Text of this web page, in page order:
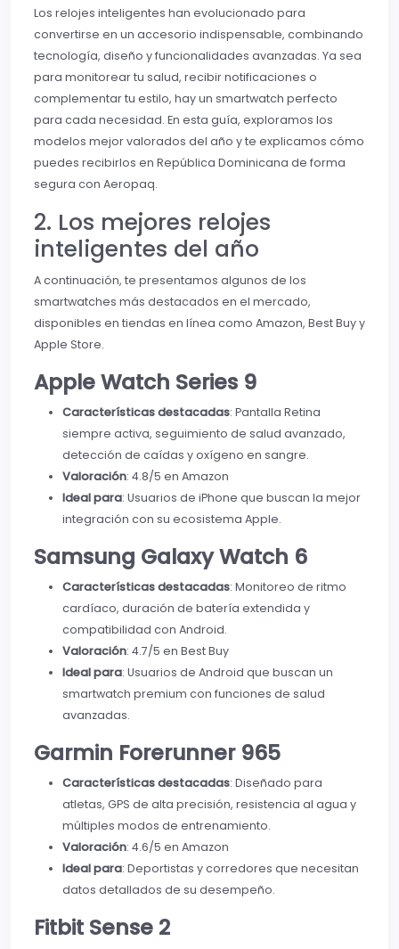
Los relojes inteligentes han evolucionado para
convertirse en un accesorio indispensable, combinando
tecnología, diseño y funcionalidades avanzadas. Ya sea
para monitorear tu salud, recibir notificaciones o
complementar tu estilo, hay un smartwatch perfecto
para cada necesidad. En esta guía, exploramos los
modelos mejor valorados del año y te explicamos cómo
puedes recibirlos en República Dominicana de forma
segura con Aeropaq.
2. Los mejores relojes
inteligentes del año
A continuación, te presentamos algunos de los
smartwatches más destacados en el mercado,
disponibles en tiendas en línea como Amazon, Best Buy y
Apple Store.
Apple Watch Series 9
Características destacadas: Pantalla Retina
siempre activa, seguimiento de salud avanzado,
detección de caídas y oxígeno en sangre.
Valoración: 4.8/5 en Amazon
Ideal para: Usuarios de iPhone que buscan la mejor
integración con su ecosistema Apple.
Samsung Galaxy Watch 6
Características destacadas: Monitoreo de ritmo
cardíaco, duración de batería extendida y
compatibilidad con Android.
Valoración: 4.7/5 en Best Buy
Ideal para: Usuarios de Android que buscan un
smartwatch premium con funciones de salud
avanzadas.
Garmin Forerunner 965
Características destacadas: Diseñado para
atletas, GPS de alta precisión, resistencia al agua y
múltiples modos de entrenamiento.
Valoración: 4.6/5 en Amazon
Ideal para: Deportistas y corredores que necesitan
datos detallados de su desempeño.
Fitbit Sense 2